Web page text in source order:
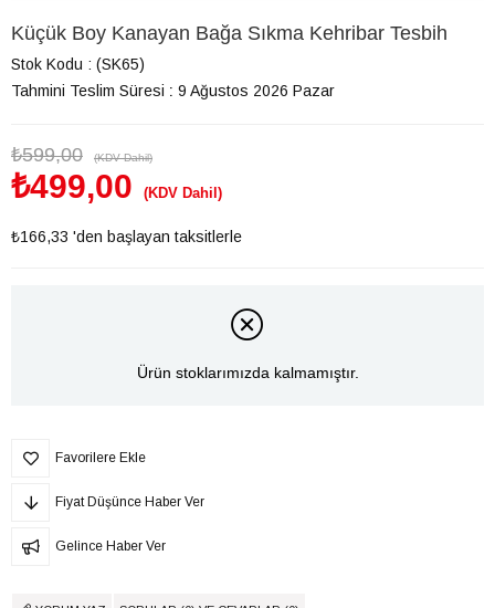
Küçük Boy Kanayan Bağa Sıkma Kehribar Tesbih
Stok Kodu
(SK65)
Tahmini Teslim Süresi : 9 Ağustos 2026 Pazar
₺599,00 (KDV Dahil)
₺499,00 (KDV Dahil)
₺166,33 'den başlayan taksitlerle
Ürün stoklarımızda kalmamıştır.
Favorilere Ekle
Fiyat Düşünce Haber Ver
Gelince Haber Ver